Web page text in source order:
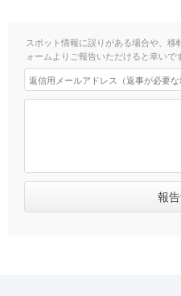
スポット情報に誤りがある場合や、
ォームよりご報告いただけると幸いで